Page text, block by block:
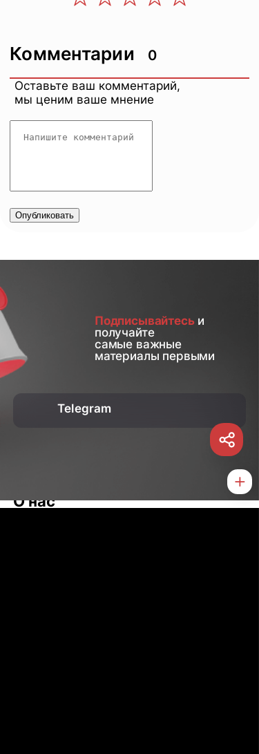
Комментарии 0
Оставьте ваш комментарий,
мы ценим ваше мнение
Опубликовать
Подписывайтесьи
получайте
самые важные
материалы первыми
Telegram
О нас